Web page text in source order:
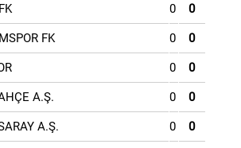
0 0
FK 0 0
0 0
A.Ş. 0 0
A.Ş. 0 0